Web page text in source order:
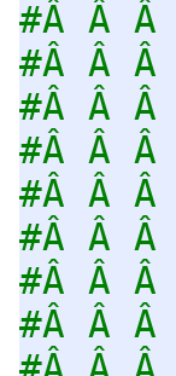
#Â Â
#Â Â Â
#Â Â
#Â Â
#Â Â
#Â Â Â
#Â Â
#Â Â
#Â Â Â